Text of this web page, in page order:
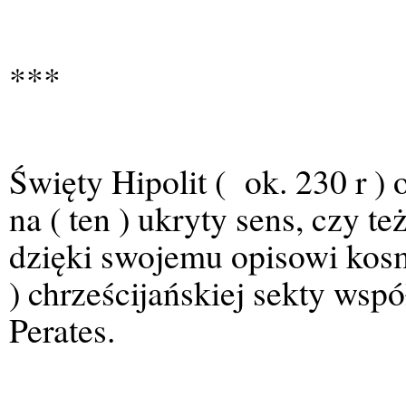
***
Święty Hipolit ( ok. 230 r )
na ( ten ) ukryty sens, czy
dzięki swojemu opisowi
) chrześcijańskiej sekty
Perates.